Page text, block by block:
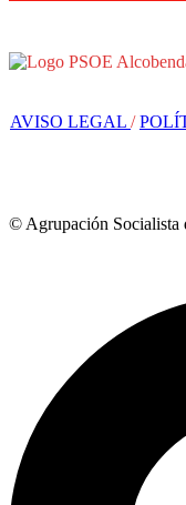
AVISO LEGAL /
© Agrupación Socialista